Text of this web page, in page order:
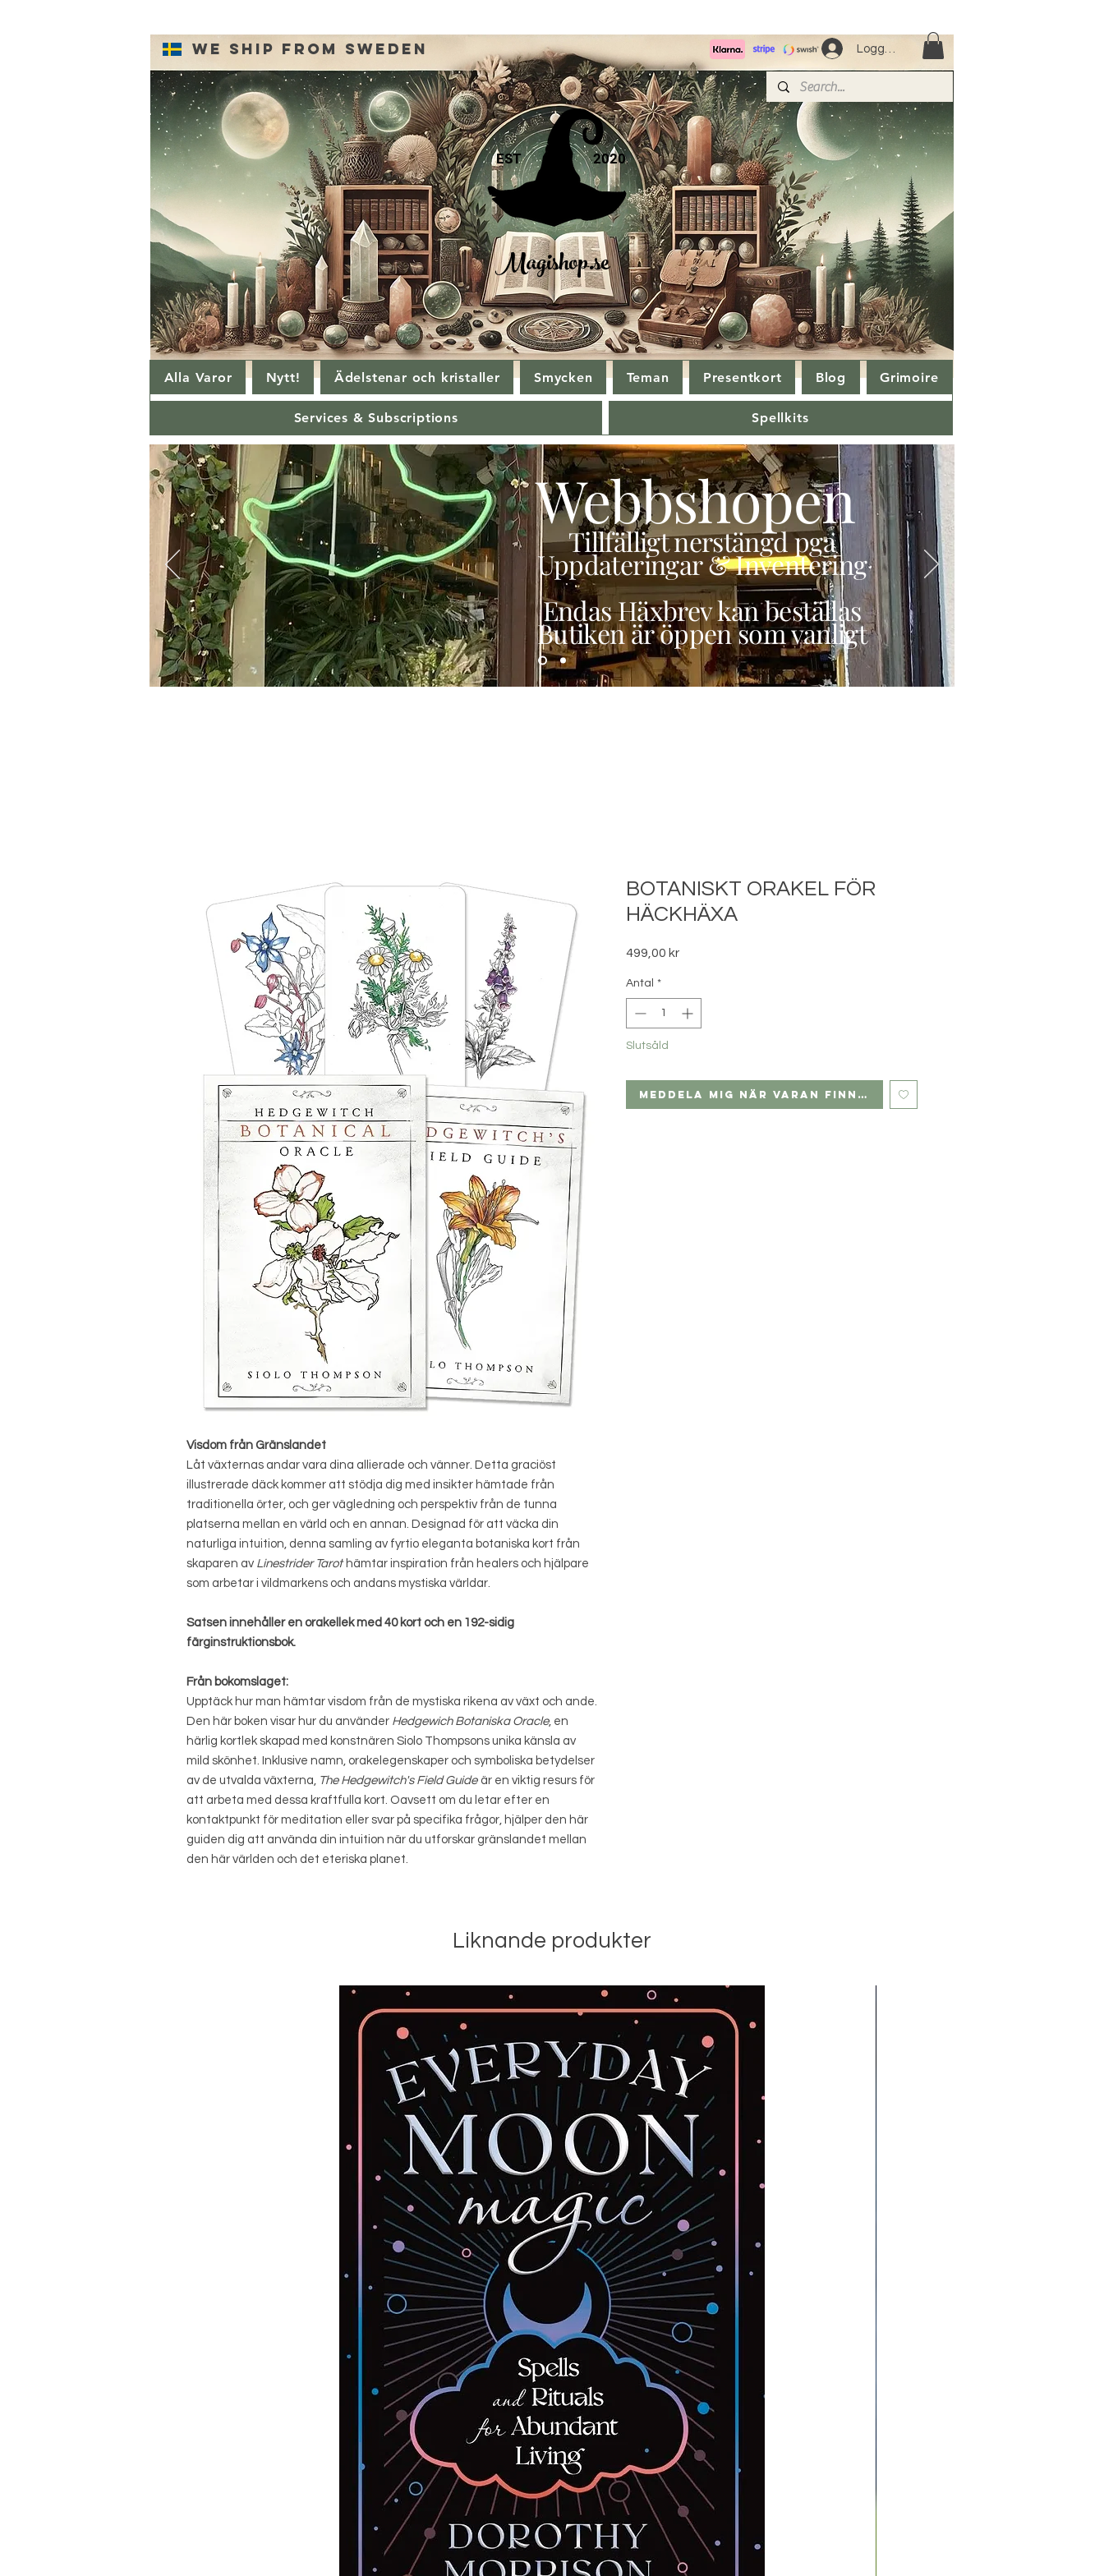
Logga in
We ship from Sweden
Magishop.se
2020
EST
Alla Varor Nytt! Ädelstenar och kristaller Smycken Teman Presentkort Blog Grimoire
Services & Subscriptions Spellkits
Webbshopen
Tillfälligt nerstängd pga
Uppdateringar & Inventering
Endas Häxbrev kan beställas
Butiken är öppen som vanligt
Visdom från Gränslandet
Låt växternas andar vara dina allierade och vänner. Detta graciöst
illustrerade däck kommer att stödja dig med insikter hämtade från
traditionella örter, och ger vägledning och perspektiv från de tunna
platserna mellan en värld och en annan. Designad för att väcka din
naturliga intuition, denna samling av fyrtio eleganta botaniska kort från
skaparen av Linestrider Tarothämtar inspiration från healers och hjälpare
som arbetar i vildmarkens och andans mystiska världar.
Satsen innehåller en orakellek med 40 kort och en 192-sidig
färginstruktionsbok.
Från bokomslaget:
Upptäck hur man hämtar visdom från de mystiska rikena av växt och ande.
Den här boken visar hur du använder Hedgewich Botaniska Oracle, en
härlig kortlek skapad med konstnären Siolo Thompsons unika känsla av
mild skönhet. Inklusive namn, orakelegenskaper och symboliska betydelser
av de utvalda växterna, The Hedgewitch's Field Guide är en viktig resurs för
att arbeta med dessa kraftfulla kort. Oavsett om du letar efter en
kontaktpunkt för meditation eller svar på specifika frågor, hjälper den här
guiden dig att använda din intuition när du utforskar gränslandet mellan
den här världen och det eteriska planet.
BOTANISKT ORAKEL FÖR
HÄCKHÄXA
499,00 krPris
Antal *
Slutsåld
Meddela mig när varan finns i lager
Liknande produkter